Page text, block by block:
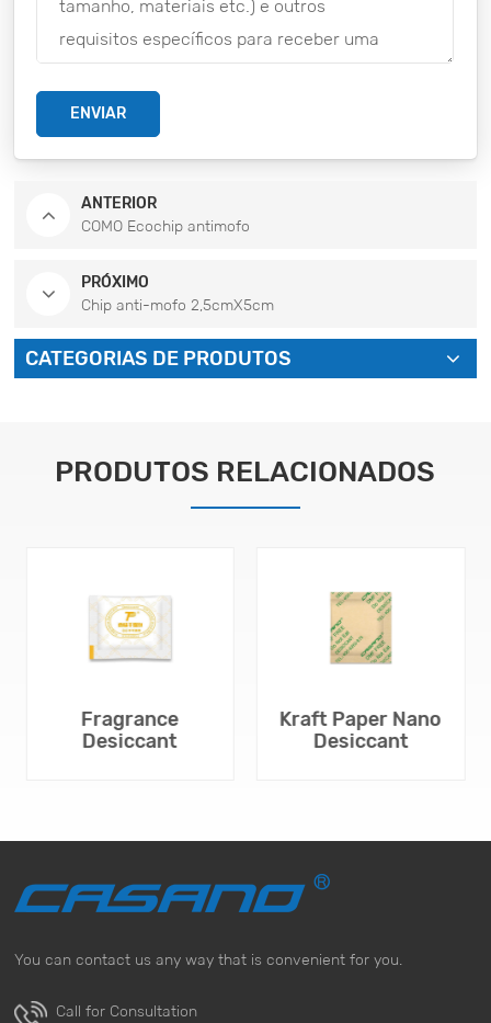
ENVIAR
ANTERIOR
COMO Ecochip antimofo
PRÓXIMO
Chip anti-mofo 2,5cmX5cm
CATEGORIAS DE PRODUTOS
PRODUTOS RELACIONADOS
Fragrance
Desiccant
Kraft Paper Nano
Desiccant
You can contact us any way that is convenient for you.
Call for Consultation